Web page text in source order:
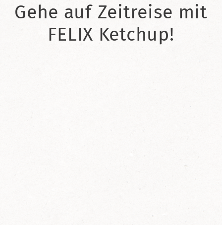
Gehe auf Zeitreise mit
FELIX Ketchup!